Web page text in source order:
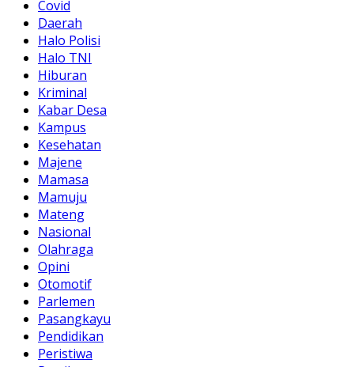
Covid
Daerah
Halo Polisi
Halo TNI
Hiburan
Kriminal
Kabar Desa
Kampus
Kesehatan
Majene
Mamasa
Mamuju
Mateng
Nasional
Olahraga
Opini
Otomotif
Parlemen
Pasangkayu
Pendidikan
Peristiwa